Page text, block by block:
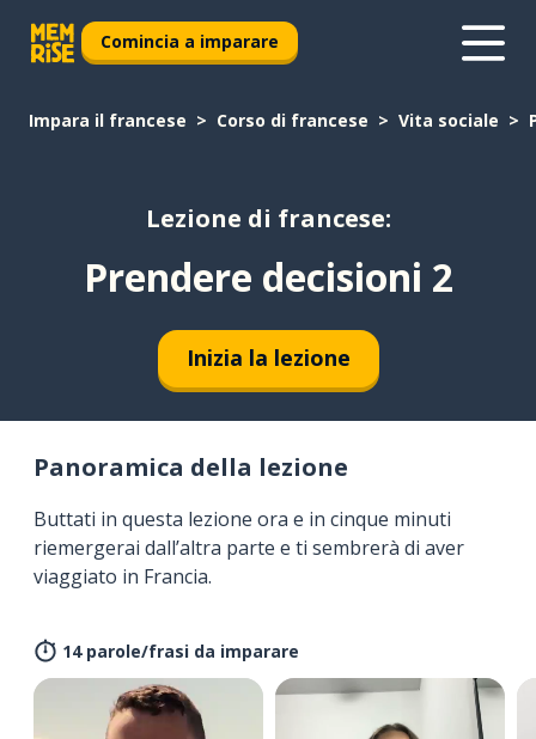
Comincia a imparare
Impara il francese Corso di francese Vita sociale
Lezione di francese:
Prendere decisioni 2
Inizia la lezione
Panoramica della lezione
Buttati in questa lezione ora e in cinque minuti
riemergerai dall’altra parte e ti sembrerà di aver
viaggiato in Francia.
14 parole/frasi da imparare